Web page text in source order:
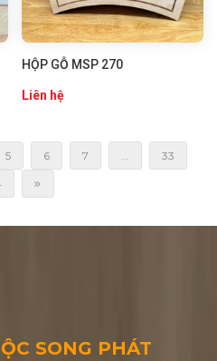
HỘP GỖ MSP 270
Liên hệ
5 6 7 ... 33
SONG PHÁT